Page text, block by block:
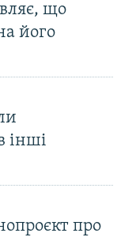
що
його
інші
про